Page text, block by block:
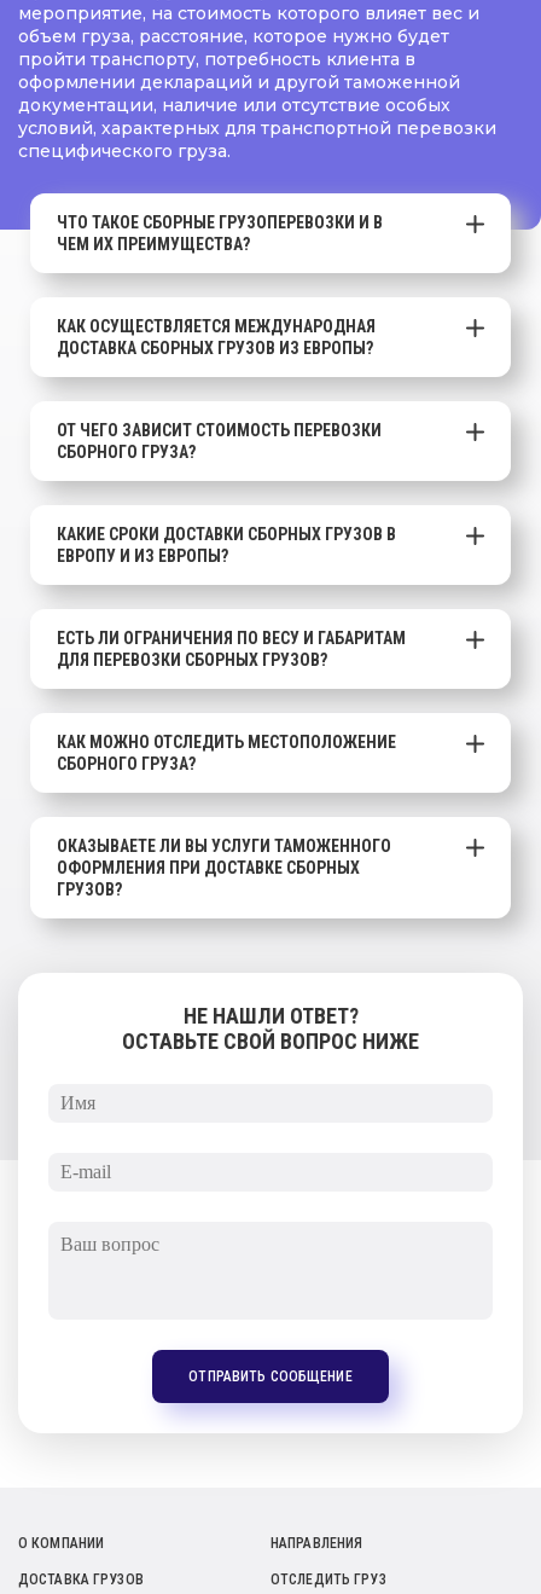
мероприятие, на стоимость которого влияет вес и
объем груза, расстояние, которое нужно будет
пройти транспорту, потребность клиента в
оформлении деклараций и другой таможенной
документации, наличие или отсутствие особых
условий, характерных для транспортной перевозки
специфического груза.
ЧТО ТАКОЕ СБОРНЫЕ ГРУЗОПЕРЕВОЗКИ И В
ЧЕМ ИХ ПРЕИМУЩЕСТВА?
КАК ОСУЩЕСТВЛЯЕТСЯ МЕЖДУНАРОДНАЯ
ДОСТАВКА СБОРНЫХ ГРУЗОВ ИЗ ЕВРОПЫ?
ОТ ЧЕГО ЗАВИСИТ СТОИМОСТЬ ПЕРЕВОЗКИ
СБОРНОГО ГРУЗА?
КАКИЕ СРОКИ ДОСТАВКИ СБОРНЫХ ГРУЗОВ В
ЕВРОПУ И ИЗ ЕВРОПЫ?
ЕСТЬ ЛИ ОГРАНИЧЕНИЯ ПО ВЕСУ И ГАБАРИТАМ
ДЛЯ ПЕРЕВОЗКИ СБОРНЫХ ГРУЗОВ?
КАК МОЖНО ОТСЛЕДИТЬ МЕСТОПОЛОЖЕНИЕ
СБОРНОГО ГРУЗА?
ОКАЗЫВАЕТЕ ЛИ ВЫ УСЛУГИ ТАМОЖЕННОГО
ОФОРМЛЕНИЯ ПРИ ДОСТАВКЕ СБОРНЫХ
ГРУЗОВ?
НЕ НАШЛИ ОТВЕТ?
ОСТАВЬТЕ СВОЙ ВОПРОС НИЖЕ
ОТПРАВИТЬ СООБЩЕНИЕ
О КОМПАНИИ
ДОСТАВКА ГРУЗОВ
НАПРАВЛЕНИЯ
ОТСЛЕДИТЬ ГРУЗ